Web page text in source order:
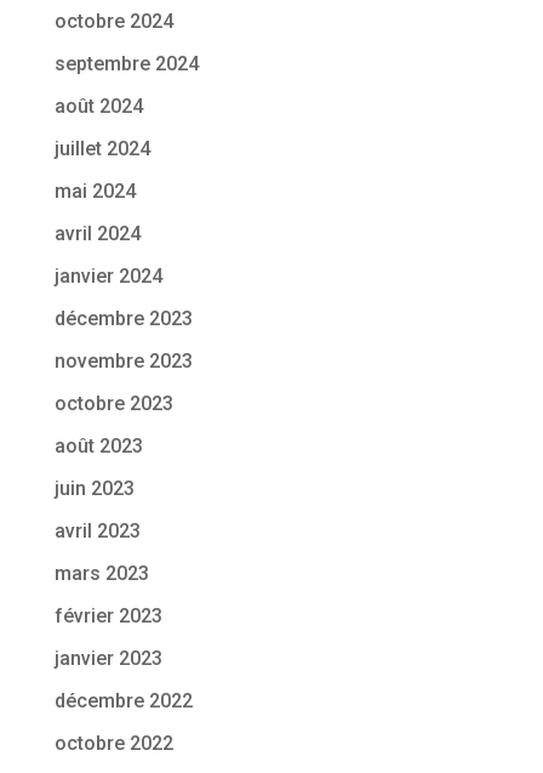
octobre 2024
septembre 2024
août 2024
juillet 2024
mai 2024
avril 2024
janvier 2024
décembre 2023
novembre 2023
octobre 2023
août 2023
juin 2023
avril 2023
mars 2023
février 2023
janvier 2023
décembre 2022
octobre 2022